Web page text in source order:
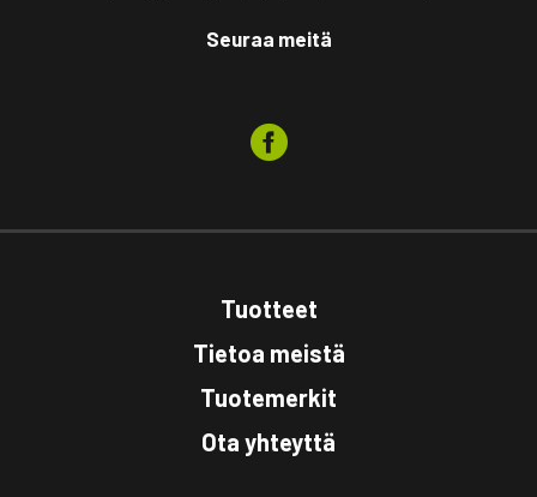
Seuraa meitä
Tuotteet
Tietoa meistä
Tuotemerkit
Ota yhteyttä